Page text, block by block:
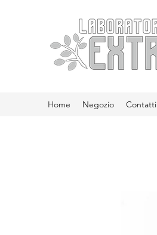
Home Negozio Contatti